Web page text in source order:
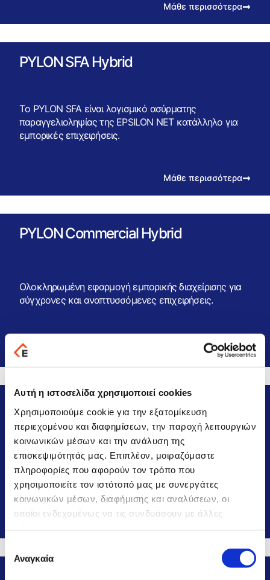
Αυτή η ιστοσελίδα χρησιμοποιεί cookies
Χρησιμοποιούμε cookie για την εξατομίκευση
περιεχομένου και διαφημίσεων, την παροχή λειτουργιών
κοινωνικών μέσων και την ανάλυση της
επισκεψιμότητάς μας. Επιπλέον, μοιραζόμαστε
πληροφορίες που αφορούν τον τρόπο που
χρησιμοποιείτε τον ιστότοπό μας με συνεργάτες
κοινωνικών μέσων, διαφήμισης και αναλύσεων, οι
οποίοι ενδεχομένως να τις συνδυάσουν με άλλες
των υπηρεσιών τους.
συγκατάθεσης
Αναγκαία
Μάθε περισσότερα
PYLON SFA Hybrid
Tο PYLON SFA είναι λογισμικό ασύρματης
παραγγελιοληψίας της EPSILON NET κατάλληλο για
εμπορικές επιχειρήσεις.
Μάθε περισσότερα
PYLON Commercial Hybrid
Ολοκληρωμένη εφαρμογή εμπορικής διαχείρισης για
σύγχρονες και αναπτυσσόμενες επιχειρήσεις.
Μάθε περισσότερα
PYLON Retail Hybrid
Εύκολη και γρήγορη στην εκμάθηση εφαρμογή, που
καλύπτει την ευρύτερη αγορά της λιανικής.
Μάθε περισσότερα